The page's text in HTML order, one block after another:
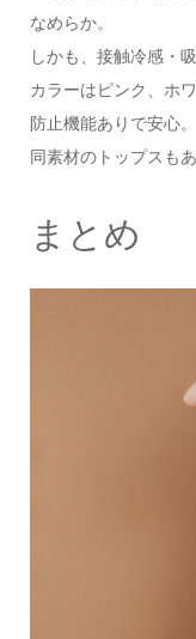
なめらか。
しかも、接触冷感・
カラーはピンク、ホ
防止機能ありで安心。
同素材のトップスも
まとめ